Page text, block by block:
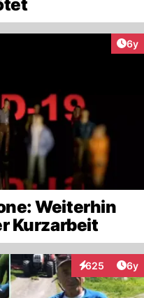
6y
Weiterhin
Kurzarbeit
625
Interaktionen
6y